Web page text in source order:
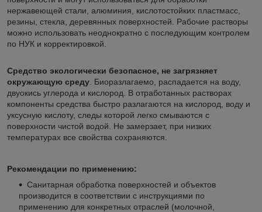
нержавеющей стали, алюминия, кислотостойких пластмасс,
резины, стекла, деревянных поверхностей. Рабочие растворы
можно использовать неоднократно с последующим контролем
по НУК и корректировкой.
Средство экологически безопасное, не загрязняет
окружающую среду . Биоразлагаемо, распадается на воду,
двуокись углерода и кислород. В отработанных растворах
компоненты средства быстро разлагаются на кислород, воду и
уксусную кислоту, следы которой легко смываются с
поверхности чистой водой. Не замерзает, при низких
температурах все свойства сохраняются.
Рекомендации по применению:
Санитарная обработка поверхностей и объектов
производится в соответствии с инструкциями по
применению для конкретных отраслей (молочной,